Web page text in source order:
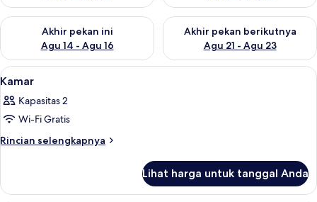
Akhir pekan ini
Agu 14 - Agu 16
Periksa ketersediaan untuk akhir pekan ini Agu 14 - Agu 16
Akhir pekan berikutnya
Agu 21 - Agu 23
Periksa ketersediaan untuk
Lihat
semua
foto
untuk
Kamar
Meja kerja, Wi-Fi gratis, dan seprai
3
Kamar
Kapasitas 2
Wi-Fi Gratis
Rincian selengkapnya
Rincian
Kamar
Lihat harga untuk tanggal Anda